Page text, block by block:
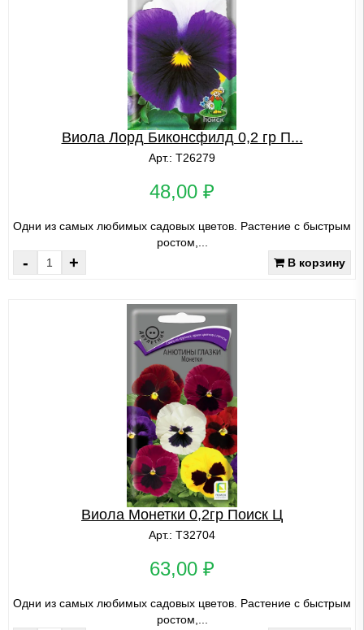
Виола Лорд Биконсфилд 0,2 гр П...
Арт.: Т26279
48,00 ₽
Одни из самых любимых садовых цветов. Растение с быстрым
ростом,...
- + В корзину
Виола Монетки 0,2гр Поиск Ц
Арт.: Т32704
63,00 ₽
Одни из самых любимых садовых цветов. Растение с быстрым
ростом,...